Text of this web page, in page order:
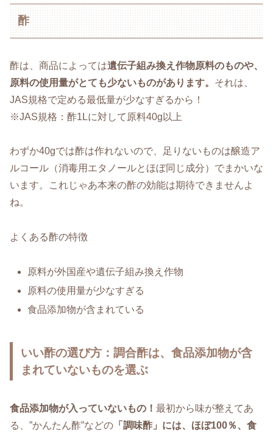
酢
酢は、商品によっては遺伝子組み換え作物原料のものや、
原料の使用量がとても少ないものがあります。 それは、
JAS規格で定める最低量が少なすぎるから！
※JAS規格：酢1Lに対して原料40g以上
わずか40gでは酢は作れないので、足りないものは醸造ア
ルコール（消毒用エタノールとほぼ同じ成分）でまかいな
います。これじゃあ本来の酢の効能は期待できませんよ
ね。
よくある酢の特徴
原料が外国産や遺伝子組み換え作物
原料の使用量が少なすぎる
食品添加物が含まれている
いい酢の選び方：調合酢は、食品添加物が含
まれていないものを選ぶ
食品添加物が入っていないもの！ 最初から味が整えてあ
る、”かんたん酢”などの 「調味酢」には、ほぼ100％、食